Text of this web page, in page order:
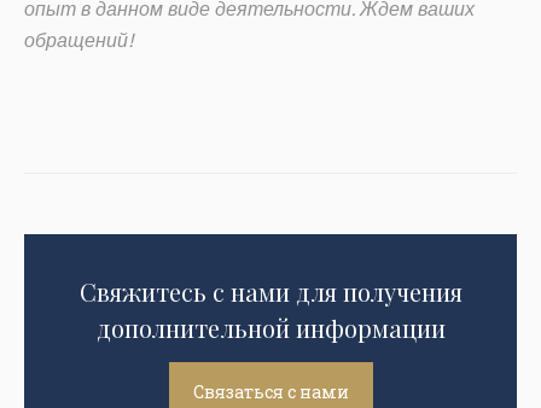
опыт в данном виде деятельности. Ждем ваших
обращений!
Свяжитесь с нами для получения
дополнительной информации
Связаться с нами